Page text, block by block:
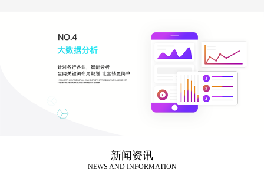
新闻资讯
NEWS AND INFORMATION